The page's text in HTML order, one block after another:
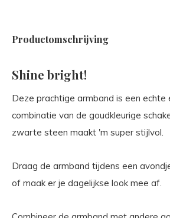
Productomschrijving
Shine bright!
Deze prachtige armband is een echte
combinatie van de goudkleurige
zwarte steen maakt 'm super stijlvol.
Draag de armband tijdens een
of maak er je dagelijkse look mee af.